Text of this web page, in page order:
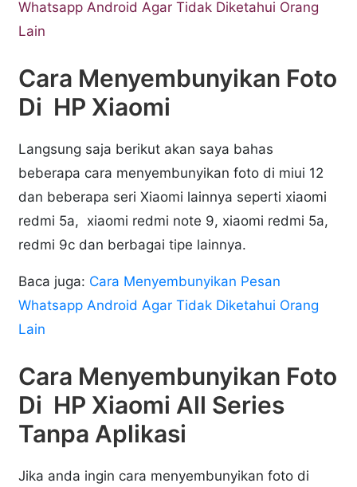
Whatsapp Android Agar Tidak Diketahui Orang
Lain
Cara Menyembunyikan Foto
Di HP Xiaomi
Langsung saja berikut akan saya bahas
beberapa cara menyembunyikan foto di miui 12
dan beberapa seri Xiaomi lainnya seperti xiaomi
redmi 5a, xiaomi redmi note 9, xiaomi redmi 5a,
redmi 9c dan berbagai tipe lainnya.
Baca juga: Cara Menyembunyikan Pesan
Whatsapp Android Agar Tidak Diketahui Orang
Lain
Cara Menyembunyikan Foto
Di HP Xiaomi All Series
Tanpa Aplikasi
Jika anda ingin cara menyembunyikan foto di